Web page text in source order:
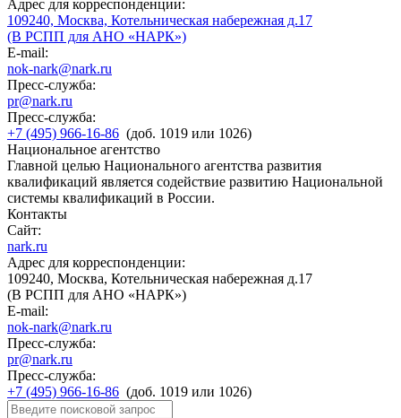
Адрес для корреспонденции:
109240, Москва, Котельническая набережная д.17
(В РСПП для АНО «НАРК»)
E-mail:
nok-nark@nark.ru
Пресс-служба:
pr@nark.ru
Пресс-служба:
+7 (495) 966-16-86 (доб. 1019 или 1026)
Национальное агентство
Главной целью Национального агентства развития
квалификаций является содействие развитию Национальной
системы квалификаций в России.
Контакты
Сайт:
nark.ru
Адрес для корреспонденции:
109240, Москва, Котельническая набережная д.17
(В РСПП для АНО «НАРК»)
E-mail:
nok-nark@nark.ru
Пресс-служба:
pr@nark.ru
Пресс-служба:
+7 (495) 966-16-86 (доб. 1019 или 1026)